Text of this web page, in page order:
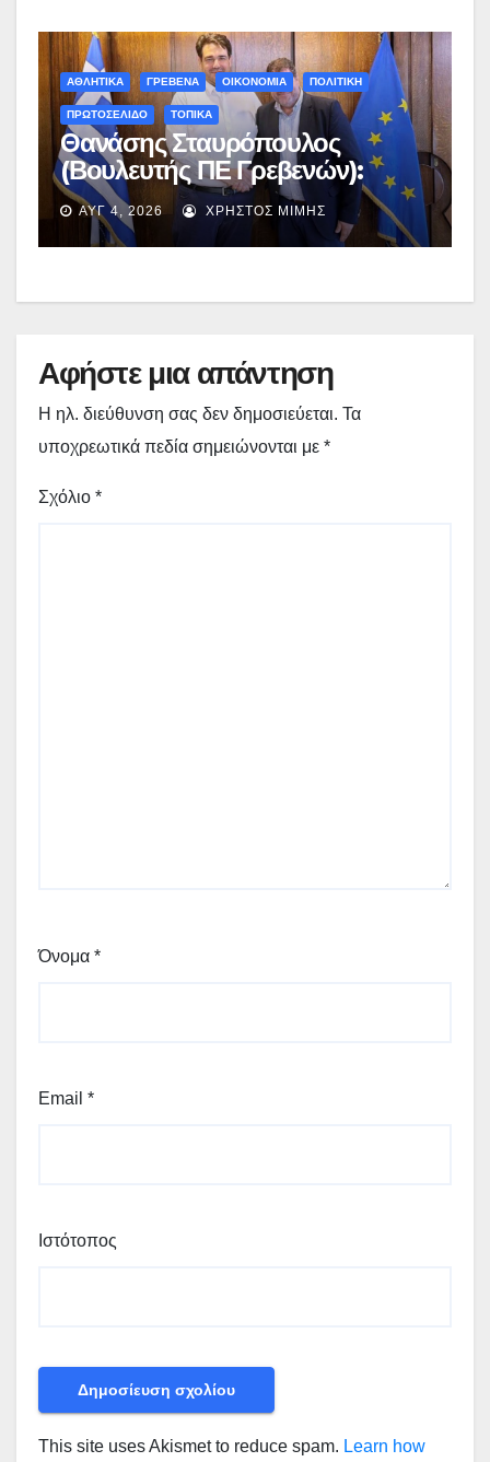
ΑΘΛΗΤΙΚΑ ΓΡΕΒΕΝΑ ΟΙΚΟΝΟΜΙΑ ΠΟΛΙΤΙΚΗ
ΠΡΩΤΟΣΕΛΙΔΟ ΤΟΠΙΚΑ
Θανάσης Σταυρόπουλος
(Βουλευτής ΠΕ Γρεβενών):
Έκτακτη χρηματοδότηση
400.000€ για επιπλέον
εργασίες στο Δημοτικό Στάδιο
ΑΥΓ 4, 2026 ΧΡΉΣΤΟΣ ΜΊΜΗΣ
Αφήστε μια απάντηση
Η ηλ. διεύθυνση σας δεν δημοσιεύεται. Τα
υποχρεωτικά πεδία σημειώνονται με *
Σχόλιο *
Όνομα *
Email *
Ιστότοπος
This site uses Akismet to reduce spam. Learn how